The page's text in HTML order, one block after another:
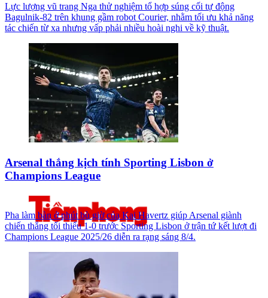
Lực lượng vũ trang Nga thử nghiệm tổ hợp súng cối tự động
Bagulnik-82 trên khung gầm robot Courier, nhằm tối ưu khả năng
tác chiến từ xa nhưng vấp phải nhiều hoài nghi về kỹ thuật.
Arsenal thắng kịch tính Sporting Lisbon ở
Champions League
Pha làm bàn ở phút bù giờ của Kai Havertz giúp Arsenal giành
chiến thắng tối thiểu 1-0 trước Sporting Lisbon ở trận tứ kết lượt đi
Champions League 2025/26 diễn ra rạng sáng 8/4.